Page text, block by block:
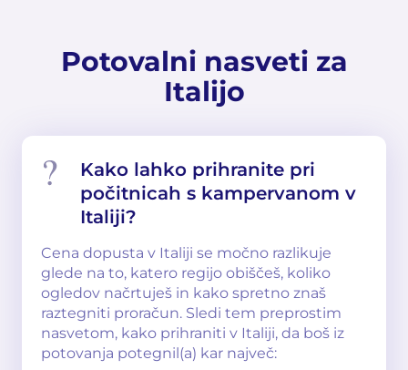
Potovalni nasveti za
Italijo
Kako lahko prihranite pri
počitnicah s kampervanom v
Italiji?
Cena dopusta v Italiji se močno razlikuje
glede na to, katero regijo obiščeš, koliko
ogledov načrtuješ in kako spretno znaš
raztegniti proračun. Sledi tem preprostim
nasvetom, kako prihraniti v Italiji, da boš iz
potovanja potegnil(a) kar največ: